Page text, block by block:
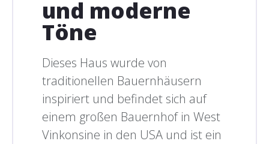
und moderne
Töne
Dieses Haus wurde von
traditionellen Bauernhäusern
inspiriert und befindet sich auf
einem großen Bauernhof in West
Vinkonsine in den USA und ist ein